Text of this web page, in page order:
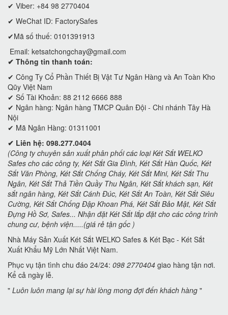
✔ Viber: +84 98 2770404
✔ WeChat ID: FactorySafes
✔Mã số thuế: 0101391913
Email: ketsatchongchay@gmail.com
✔ Thông tin thanh toán:
✔ Công Ty Cổ Phần Thiết Bị Vật Tư Ngân Hàng và An Toàn Kho
Qũy Việt Nam
✔ Số Tài Khoản: 88 2112 6666 888
✔ Ngân hàng: Ngân hàng TMCP Quân Đội - Chi nhánh Tây Hà
Nội
✔ Mã Ngân Hàng: 01311001
✔ Liên hệ: 098.277.0404
(Công ty chuyên sản xuất phân phối các loại Két Sắt WELKO
Safes cho các công ty, Két Sắt Gia Đình, Két Sắt Hàn Quốc, Két
Sắt Văn Phòng, Két Sắt Chống Cháy, Két Sắt Mini, Két Sắt Thu
Ngân, Két Sắt Thả Tiền Quầy Thu Ngân, Két Sắt khách sạn, Két
sắt ngân hàng, Két Sắt Cánh Đúc, Két Sắt An Toàn, Két Sắt Siêu
Cường, Két Sắt Chống Đập Khoan Phá, Két Sắt Bảo Mật, Két Sắt
Đựng Hồ Sơ, Safes... Nhận đặt Két Sắt lắp đặt cho các công trình
chung cư, bệnh viện.....(giá rẻ tận gốc )
Nhà Máy Sản Xuất Két Sắt WELKO Safes & Két Bạc - Két Sắt
Xuất Khẩu Mỹ Lớn Nhất Việt Nam.
Phục vụ tận tình chu đáo 24/24: 098 2770404 giao hàng tận nơi.
Kể cả ngày lễ.
" Luôn luôn mang lại sự hài lòng mong đợi đến khách hàng "